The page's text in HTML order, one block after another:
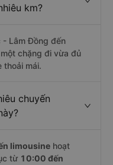
km?
- Lâm Đồng đến
một chặng đi vừa đủ
thoải mái.
chuyến
limousine hoạt
từ 10:00 đến